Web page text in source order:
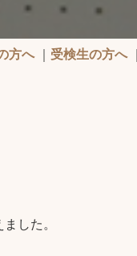
方へ｜ 受検生の方へ｜
した。